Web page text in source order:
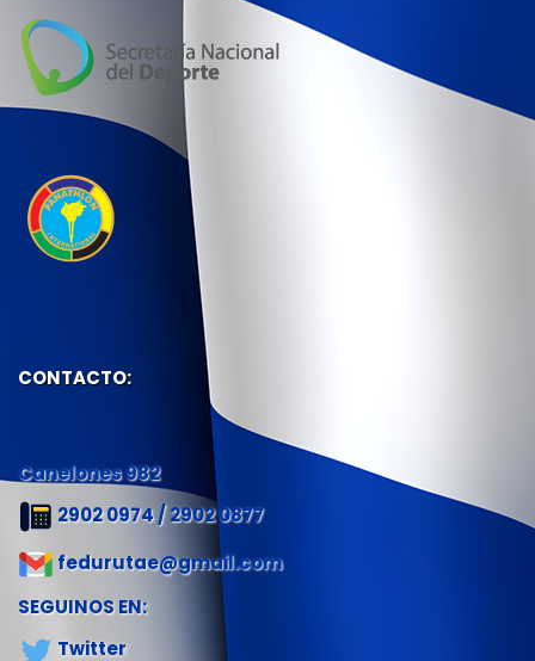
CONTACTO:
Canelones 982
2902 0974 / 2902 0877
fedurutae@gmail.com
SEGUINOS EN:
Twitter